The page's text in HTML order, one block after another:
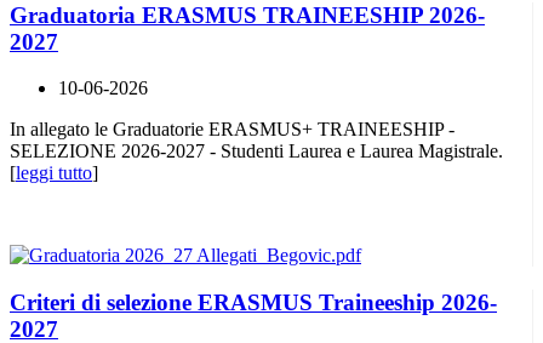
Graduatoria ERASMUS TRAINEESHIP 2026-
2027
10-06-2026
In allegato le Graduatorie ERASMUS+ TRAINEESHIP -
SELEZIONE 2026-2027 - Studenti Laurea e Laurea Magistrale.
[leggi tutto]
Criteri di selezione ERASMUS Traineeship 2026-
2027